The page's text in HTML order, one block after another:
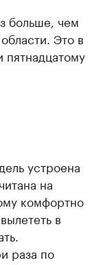
больше, чем
Это в
пятнадцатому
устроена
на
комфортно
в
раза по